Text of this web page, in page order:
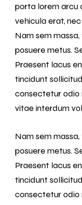
porta lorem arcu
vehicula erat,
Nam sem
posuere metus.
Praesent lacus
tincidunt
consectetur odio
vitae interdum
Nam sem
posuere metus.
Praesent lacus
tincidunt
consectetur odio